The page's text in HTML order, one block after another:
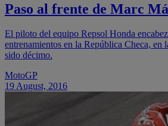
Paso al frente de Marc
El piloto del equipo Repsol Honda
entrenamientos en la República Checa, en
sido décimo.
MotoGP
19 August, 2016